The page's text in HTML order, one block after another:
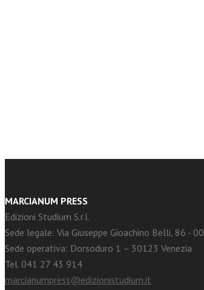
MARCIANUM PRESS
Edizioni Studium S.r.l.
Sede legale: Via Giuseppe Gioachino Belli, 86 -
Sede operativa: Dorsoduro 1 – 30123 Venezia
Tel. 041 27 43 914
marcianumpress@edizionistudium.it